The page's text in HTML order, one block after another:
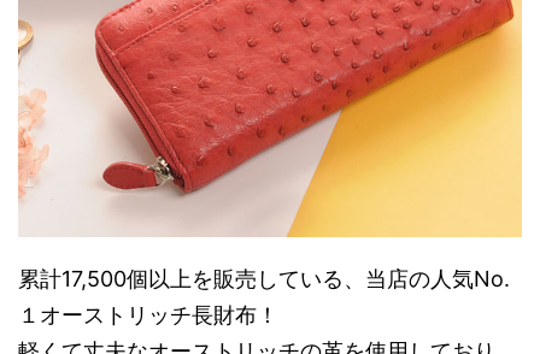
累計17,500個以上を販売している、当店の人気No.
１オーストリッチ長財布！